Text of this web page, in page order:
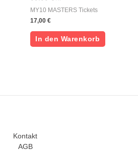
MY10 MASTERS Tickets
17,00 €
In den Warenkorb
Kontakt
AGB